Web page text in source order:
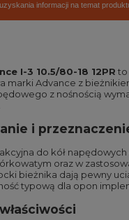
informacji na temat
I-3 10.5/80-18 12PR to
marki Advance z
z nośnością
i
do kół
oraz w
bieżnika dają pewny
typową dla opon